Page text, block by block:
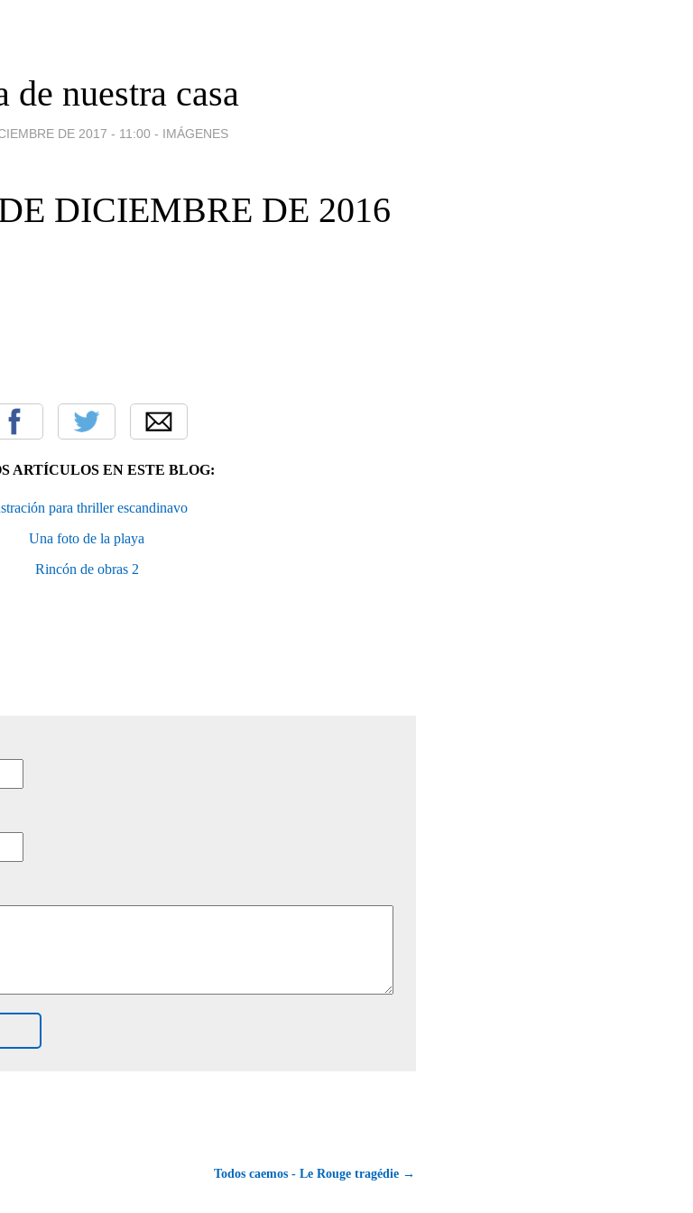
de nuestra casa
DE 2017 - 11:00 - IMÁGENES
DICIEMBRE DE 2016
ARTÍCULOS EN ESTE BLOG:
para thriller escandinavo
Una foto de la playa
Rincón de obras 2
Todos caemos - Le Rouge tragédie →